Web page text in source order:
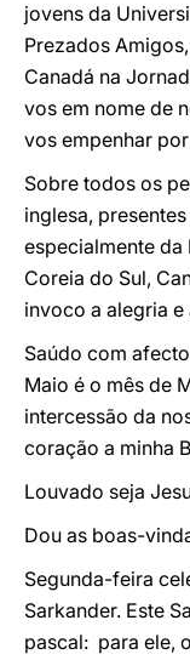
jovens da
Prezados
Canadá na
vos em nome de
vos empenhar
Sobre todos os
inglesa,
especialmente da
Coreia do Sul,
invoco a alegria
Saúdo com
Maio é o mês de
intercessão da
coração a minha
Louvado seja
Dou as boas-
Segunda-feira
Sarkander. Este
pascal: para ele,